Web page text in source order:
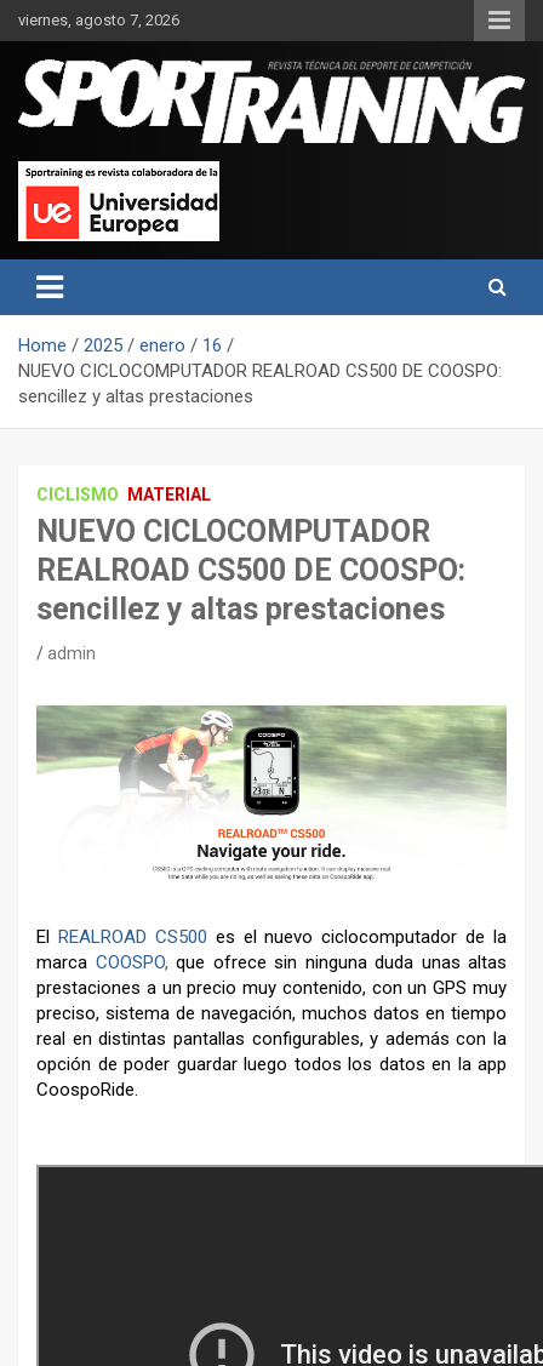
Skip
to
content
viernes, agosto 7, 2026
Revista técnica del deporte
Sport Training
rendimiento, nutrición y entrenamiento.
Home 2025 enero
16
NUEVO CICLOCOMPUTADOR REALROAD CS500 DE COOSPO:
sencillez y altas prestaciones
CICLISMO MATERIAL
NUEVO CICLOCOMPUTADOR
REALROAD CS500 DE COOSPO:
sencillez y altas prestaciones
admin
El REALROAD CS500 es el nuevo ciclocomputador de la
marca COOSPO, que ofrece sin ninguna duda unas altas
prestaciones a un precio muy contenido, con un GPS muy
preciso, sistema de navegación, muchos datos en tiempo
real en distintas pantallas configurables, y además con la
opción de poder guardar luego todos los datos en la app
CoospoRide.